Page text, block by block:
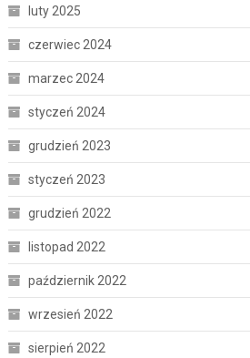
luty 2025
czerwiec 2024
marzec 2024
styczeń 2024
grudzień 2023
styczeń 2023
grudzień 2022
listopad 2022
październik 2022
wrzesień 2022
sierpień 2022